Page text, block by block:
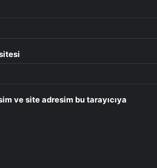
ve site adresim bu tarayıcıya